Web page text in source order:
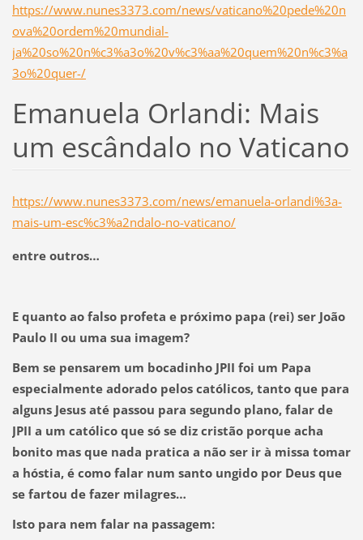
https://www.nunes3373.com/news/vaticano%20pede%20n
ova%20ordem%20mundial-
ja%20so%20n%c3%a3o%20v%c3%aa%20quem%20n%c3%a
3o%20quer-/
Emanuela Orlandi: Mais
um escândalo no Vaticano
https://www.nunes3373.com/news/emanuela-orlandi%3a-
mais-um-esc%c3%a2ndalo-no-vaticano/
entre outros…
E quanto ao falso profeta e próximo papa (rei) ser João
Paulo II ou uma sua imagem?
Bem se pensarem um bocadinho JPII foi um Papa
especialmente adorado pelos católicos, tanto que para
alguns Jesus até passou para segundo plano, falar de
JPII a um católico que só se diz cristão porque acha
bonito mas que nada pratica a não ser ir à missa tomar
a hóstia, é como falar num santo ungido por Deus que
se fartou de fazer milagres…
Isto para nem falar na passagem: